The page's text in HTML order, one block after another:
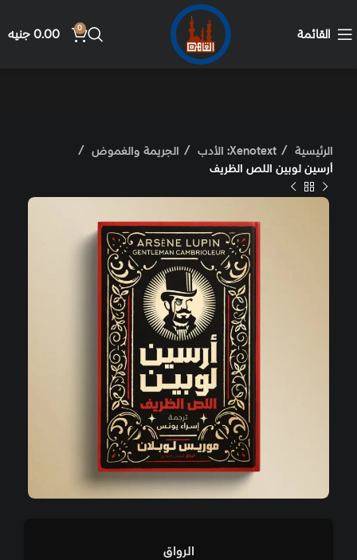
القائمة 0
0.00 جنيه
الرئيسية Xenotext: الأدب
الجريمة والغموض
أرسين لوبين اللص الظريف
الرواق